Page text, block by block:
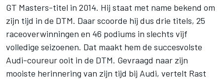
GT Masters-titel in 2014. Hij staat met name bekend om
zijn tijd in de DTM. Daar scoorde hij dus drie titels, 25
raceoverwinningen en 46 podiums in slechts vijf
volledige seizoenen. Dat maakt hem de succesvolste
Audi-coureur ooit in de DTM. Gevraagd naar zijn
mooiste herinnering van zijn tijd bij Audi, vertelt Rast